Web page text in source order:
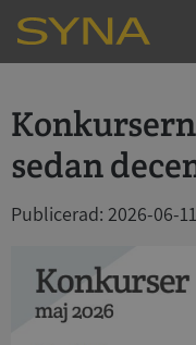
sedan
Publicerad: 2026-06-11